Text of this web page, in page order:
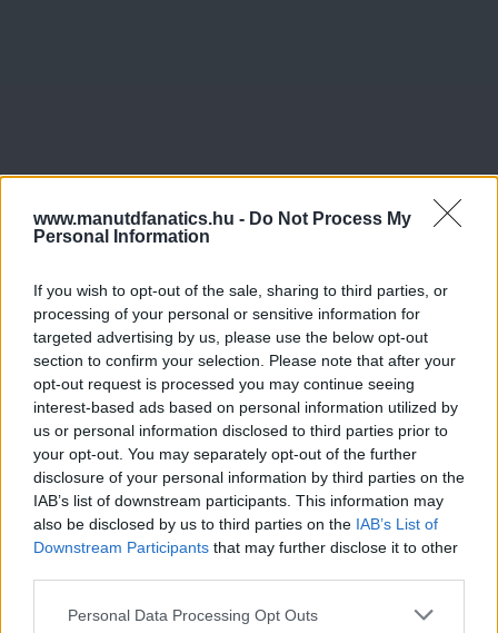
www.manutdfanatics.hu - Do Not Process My
Personal Information
If you wish to opt-out of the sale, sharing to third parties, or
processing of your personal or sensitive information for
targeted advertising by us, please use the below opt-out
section to confirm your selection. Please note that after your
opt-out request is processed you may continue seeing
interest-based ads based on personal information utilized by
us or personal information disclosed to third parties prior to
your opt-out. You may separately opt-out of the further
disclosure of your personal information by third parties on the
IAB’s list of downstream participants. This information may
also be disclosed by us to third parties on the IAB’s List of
Downstream Participants that may further disclose it to other
Please note that this website/app uses one or more Google
Personal Data Processing Opt Outs